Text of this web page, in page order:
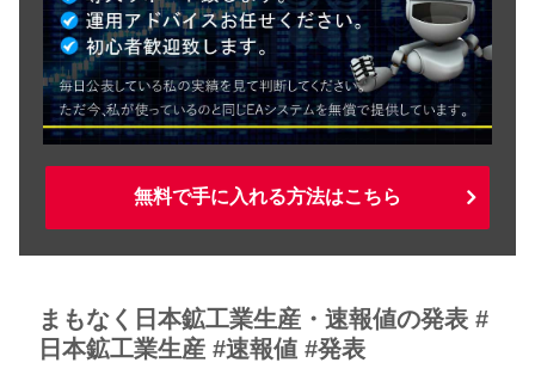
無料で手に入れる方法はこちら
まもなく日本鉱工業生産・速報値の発表 #
日本鉱工業生産 #速報値 #発表